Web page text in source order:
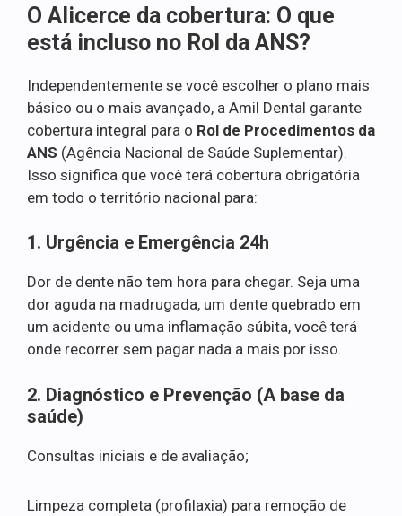
O Alicerce da cobertura: O que
está incluso no Rol da ANS?
Independentemente se você escolher o plano mais
básico ou o mais avançado, a Amil Dental garante
cobertura integral para o Rol de Procedimentos da
ANS (Agência Nacional de Saúde Suplementar).
Isso significa que você terá cobertura obrigatória
em todo o território nacional para:
1. Urgência e Emergência 24h
Dor de dente não tem hora para chegar. Seja uma
dor aguda na madrugada, um dente quebrado em
um acidente ou uma inflamação súbita, você terá
onde recorrer sem pagar nada a mais por isso.
2. Diagnóstico e Prevenção (A base da
saúde)
Consultas iniciais e de avaliação;
Limpeza completa (profilaxia) para remoção de